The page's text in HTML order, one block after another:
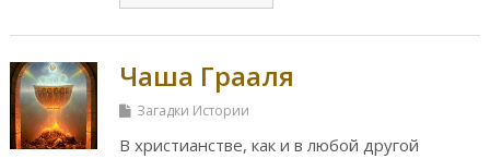
Чаша Грааля
Загадки Истории
В христианстве, как и в любой другой